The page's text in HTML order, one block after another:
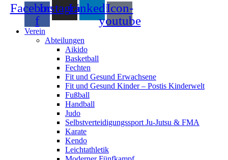
Facebook-
f
InstagramLinkedinIcon-
youtube
Verein
Abteilungen
Aikido
Basketball
Fechten
Fit und Gesund Erwachsene
Fit und Gesund Kinder – Postis Kinderwelt
Fußball
Handball
Judo
Selbstverteidigungssport Ju-Jutsu & FMA
Karate
Kendo
Leichtathletik